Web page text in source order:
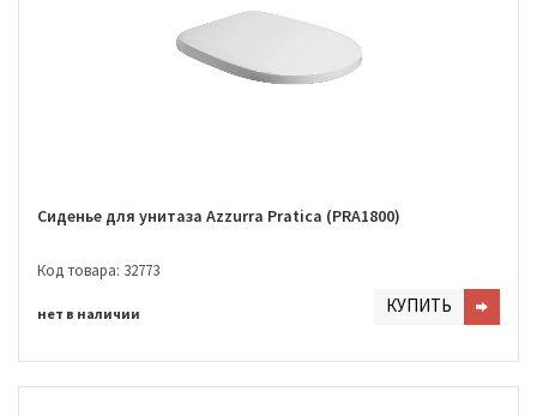
Сиденье для унитаза Azzurra Pratica (PRA1800)
Код товара: 32773
нет в наличии КУПИТЬ